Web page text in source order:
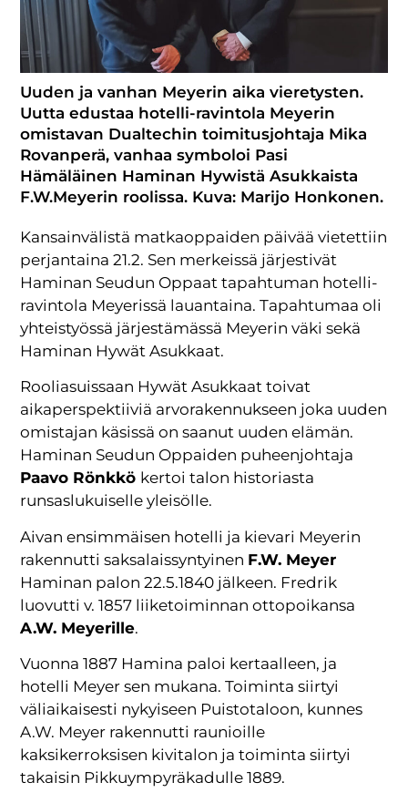
Uuden ja vanhan Meyerin aika vieretysten.
Uutta edustaa hotelli-ravintola Meyerin
omistavan Dualtechin toimitusjohtaja Mika
Rovanperä, vanhaa symboloi Pasi
Hämäläinen Haminan Hywistä Asukkaista
F.W.Meyerin roolissa. Kuva: Marijo Honkonen.
Kansainvälistä matkaoppaiden päivää vietettiin
perjantaina 21.2. Sen merkeissä järjestivät
Haminan Seudun Oppaat tapahtuman hotelli-
ravintola Meyerissä lauantaina. Tapahtumaa oli
yhteistyössä järjestämässä Meyerin väki sekä
Haminan Hywät Asukkaat.
Rooliasuissaan Hywät Asukkaat toivat
aikaperspektiiviä arvorakennukseen joka uuden
omistajan käsissä on saanut uuden elämän.
Haminan Seudun Oppaiden puheenjohtaja
Paavo Rönkkö kertoi talon historiasta
runsaslukuiselle yleisölle.
Aivan ensimmäisen hotelli ja kievari Meyerin
rakennutti saksalaissyntyinen F.W. Meyer
Haminan palon 22.5.1840 jälkeen. Fredrik
luovutti v. 1857 liiketoiminnan ottopoikansa
A.W. Meyerille.
Vuonna 1887 Hamina paloi kertaalleen, ja
hotelli Meyer sen mukana. Toiminta siirtyi
väliaikaisesti nykyiseen Puistotaloon, kunnes
A.W. Meyer rakennutti raunioille
kaksikerroksisen kivitalon ja toiminta siirtyi
takaisin Pikkuympyräkadulle 1889.